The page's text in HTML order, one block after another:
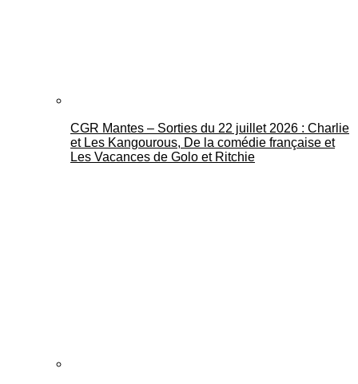
CGR Mantes – Sorties du 22 juillet 2026 : Charlie
et Les Kangourous, De la comédie française et
Les Vacances de Golo et Ritchie